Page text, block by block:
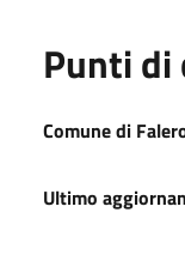
Punti
Comune di
Ultimo